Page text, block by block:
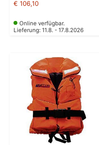
€ 106,10
Online verfügbar.
Lieferung: 11.8. - 17.8.2026